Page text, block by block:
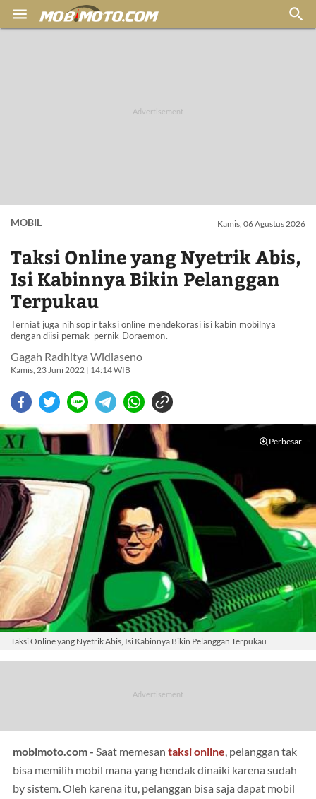
 
MOBIL Kamis, 06 Agustus 2026
Taksi Online yang Nyetrik Abis,
Isi Kabinnya Bikin Pelanggan
Terpukau
Terniat juga nih sopir taksi online mendekorasi isi kabin mobilnya
dengan diisi pernak-pernik Doraemon.
Gagah Radhitya Widiaseno
Kamis, 23 Juni 2022 | 14:14 WIB
Perbesar
Taksi Online yang Nyetrik Abis, Isi Kabinnya Bikin Pelanggan Terpukau
mobimoto.com - Saat memesan taksi online, pelanggan tak
bisa memilih mobil mana yang hendak dinaiki karena sudah
by sistem. Oleh karena itu, pelanggan bisa saja dapat mobil